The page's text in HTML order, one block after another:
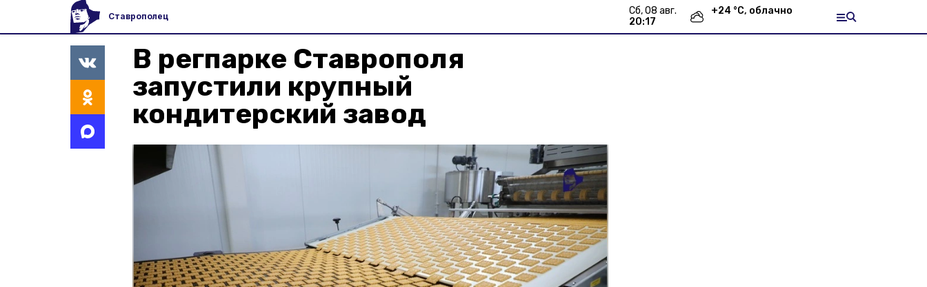
Ставрополец
сб, 08 авг.
20:17
+24 °С, облачно
В регпарке Ставрополя
запустили крупный
кондитерский завод